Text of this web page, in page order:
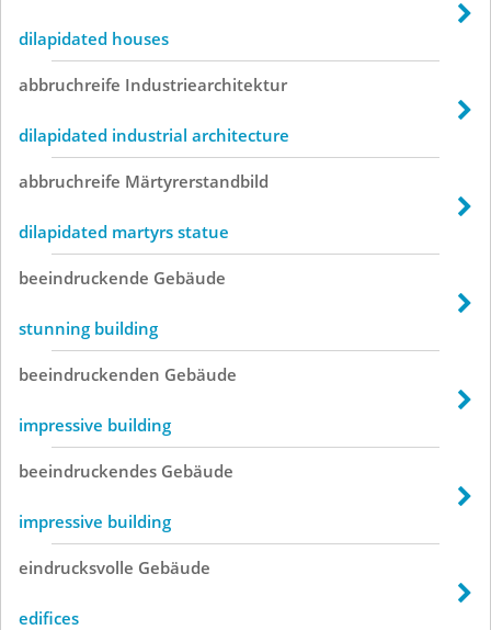
dilapidated houses
abbruchreife Industriearchitektur
dilapidated industrial architecture
abbruchreife Märtyrerstandbild
dilapidated martyrs statue
beeindruckende Gebäude
stunning building
beeindruckenden Gebäude
impressive building
beeindruckendes Gebäude
impressive building
eindrucksvolle Gebäude
edifices